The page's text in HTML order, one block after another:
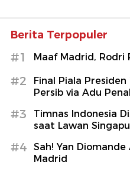
Berita Terpopuler
#1 Maaf Madrid, Rodri
#2
Final Piala
Persib via Adu
#3
Timnas Indonesia
saat Lawan
#4
Sah! Yan
Madrid